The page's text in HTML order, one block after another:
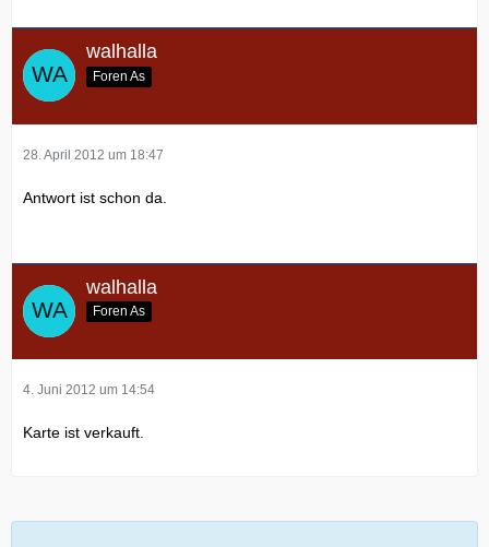
walhalla
Foren As
28. April 2012 um 18:47
Antwort ist schon da.
walhalla
Foren As
4. Juni 2012 um 14:54
Karte ist verkauft.